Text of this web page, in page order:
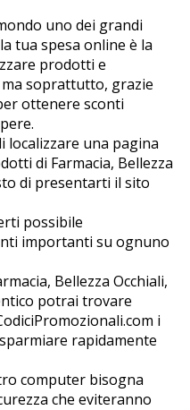
uno dei grandi
tua spesa online è la
prodotti e
soprattutto, grazie
ottenere sconti
localizzare una pagina
di Farmacia, Bellezza
di presentarti il sito
possibile
importanti su ognuno
Bellezza Occhiali,
potrai trovare
i
rapidamente
computer bisogna
che eviteranno